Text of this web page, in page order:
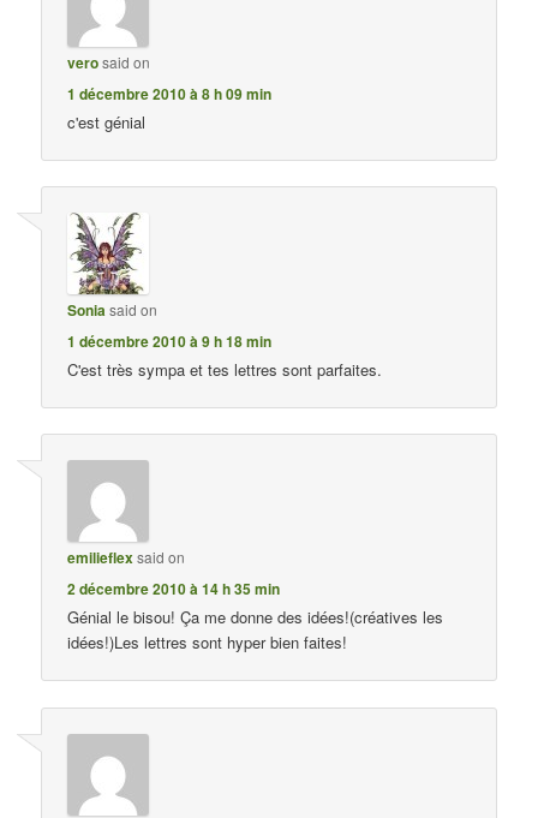
verosaid on
1 décembre 2010 à 8 h 09 min
c'est génial
Soniasaid on
1 décembre 2010 à 9 h 18 min
C'est très sympa et tes lettres sont parfaites.
emilieflexsaid on
2 décembre 2010 à 14 h 35 min
Génial le bisou! Ça me donne des idées!(créatives les
idées!)Les lettres sont hyper bien faites!